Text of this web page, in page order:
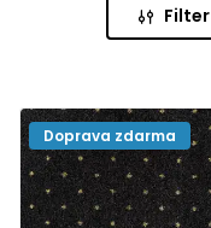
Filter
Doprava zdarma